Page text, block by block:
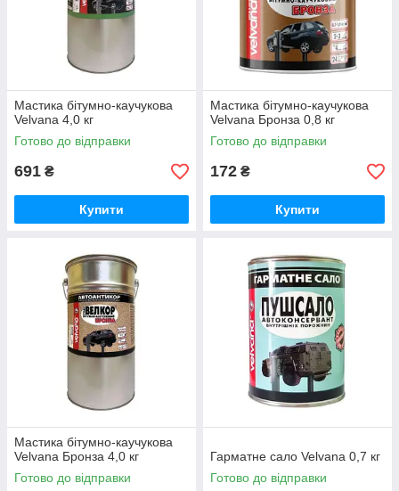
Мастика бітумно-каучукова
Velvana 4,0 кг
Готово до відправки
691 ₴
Купити
Мастика бітумно-каучукова
Velvana Бронза 0,8 кг
Готово до відправки
172 ₴
Купити
Мастика бітумно-каучукова
Velvana Бронза 4,0 кг
Готово до відправки
Гарматне сало Velvana 0,7 кг
Готово до відправки